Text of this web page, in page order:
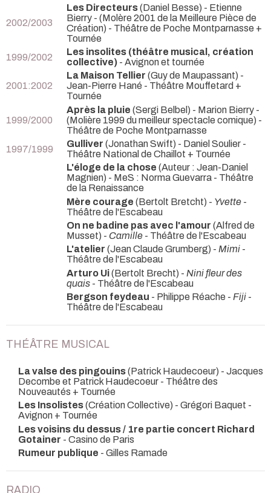
2002/2003
Les Directeurs(Daniel Besse) - Etienne
Bierry - (Molère 2001 de la Meilleure Pièce de
Création) - Théâtre de Poche Montparnasse +
Tournée
1999/2002
Les insolites (théâtre musical, création
collective) - Avignon et tournée
2001:2002
La Maison Tellier (Guy de Maupassant) -
Jean-Pierre Hané - Théâtre Mouffetard +
Tournée
1999/2000
Après la pluie (Sergi Belbel) - Marion Bierry -
(Molière 1999 du meilleur spectacle comique) -
Théâtre de Poche Montparnasse
1997/1999
Gulliver (Jonathan Swift) - Daniel Soulier -
Théâtre National de Chaillot + Tournée
L'éloge de la chose (Auteur : Jean-Daniel
Magnien) - MeS : Norma Guevarra - Théâtre
de la Renaissance
Mère courage (Bertolt Bretcht) - Yvette -
Théâtre de l'Escabeau
On ne badine pas avec l'amour (Alfred de
Musset) - Camille - Théâtre de l'Escabeau
L'atelier (Jean Claude Grumberg) - Mimi -
Théâtre de l'Escabeau
Arturo Ui(Bertolt Brecht) - Nini fleur des
quais - Théâtre de l'Escabeau
Bergson feydeau - Philippe Réache - Fiji -
Théâtre de l'Escabeau
THÉÂTRE MUSICAL
La valse des pingouins(Patrick Haudecoeur) - Jacques
Decombe et Patrick Haudecoeur - Théâtre des
Nouveautés + Tournée
Les Insolistes(Création Collective) - Grégori Baquet -
Avignon + Tournée
Les voisins du dessus / 1re partie concert Richard
Gotainer - Casino de Paris
Rumeur publique - Gilles Ramade
RADIO